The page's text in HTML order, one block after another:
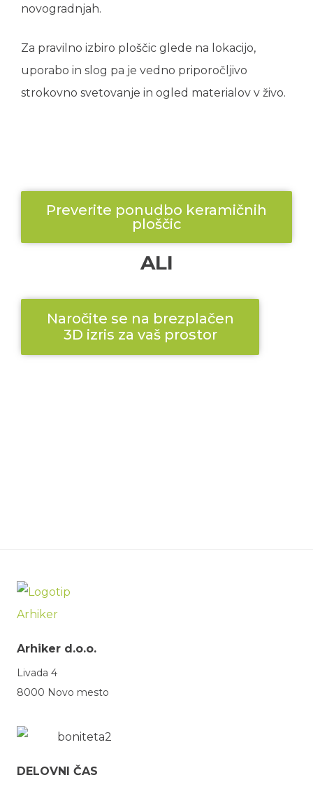
novogradnjah.
Za pravilno izbiro ploščic glede na lokacijo,
uporabo in slog pa je vedno priporočljivo
strokovno svetovanje in ogled materialov v živo.
Preverite ponudbo keramičnih
ploščic
ALI
Naročite se na brezplačen
3D izris za vaš prostor
Arhiker d.o.o.
Livada 4
8000 Novo mesto
DELOVNI ČAS